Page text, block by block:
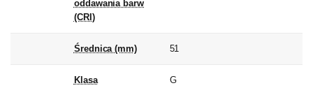
oddawania barw
(CRI)
Średnica (mm) 51
Klasa
G